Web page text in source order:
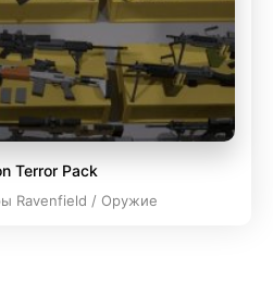
Terror Pack
Ravenfield / Оружие